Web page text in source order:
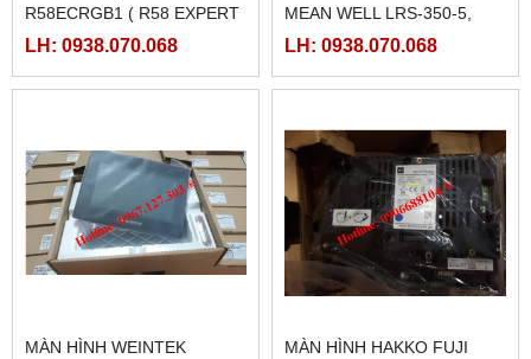
R58ECRGB1 ( R58 EXPERT
BANNER)
LH: 0938.070.068
MEAN WELL LRS-350-5,
LRS-350-12, LRS-350-24,
LH: 0938.070.068
MÀN HÌNH WEINTEK
MÀN HÌNH HAKKO FUJI